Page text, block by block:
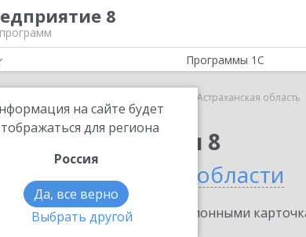
8
на сайте будет
для региона
Россия
Да, все верно
Выбрать другой
Программы 1С
Астраханская область
1С:Бухгалтерия 8
в Астраханской области
Ознакомьтесь с информационными